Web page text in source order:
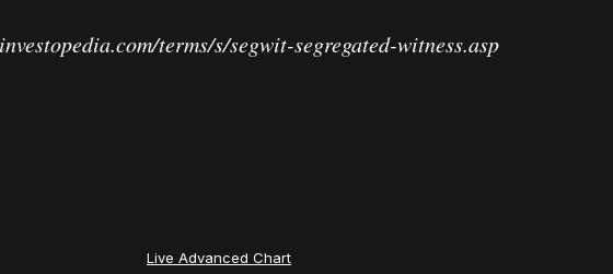
terms/s/segwit-segregated-witness.asp
Live Advanced Chart